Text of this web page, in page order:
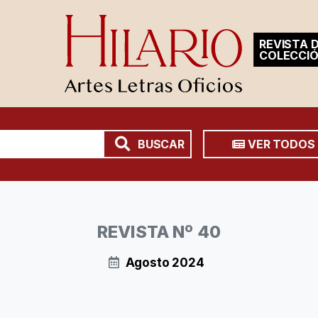
REVISTA
BUSCAR VER TODOS
REVISTA Nº 40
Agosto 2024